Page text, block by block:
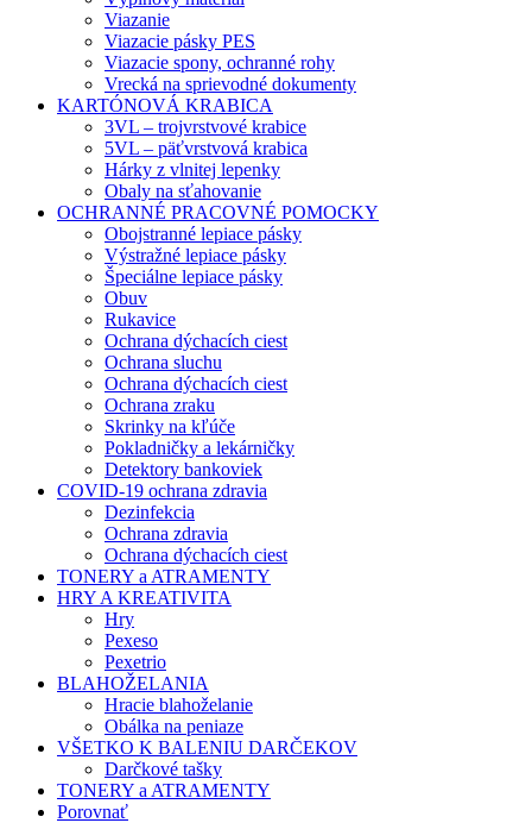
Viazanie
Viazacie pásky PES
Viazacie spony, ochranné rohy
Vrecká na sprievodné dokumenty
KARTÓNOVÁ KRABICA
3VL – trojvrstvové krabice
5VL – päťvrstvová krabica
Hárky z vlnitej lepenky
Obaly na sťahovanie
OCHRANNÉ PRACOVNÉ POMOCKY
Obojstranné lepiace pásky
Výstražné lepiace pásky
Špeciálne lepiace pásky
Obuv
Rukavice
Ochrana dýchacích ciest
Ochrana sluchu
Ochrana dýchacích ciest
Ochrana zraku
Skrinky na kľúče
Pokladničky a lekárničky
Detektory bankoviek
COVID-19 ochrana zdravia
Dezinfekcia
Ochrana zdravia
Ochrana dýchacích ciest
TONERY a ATRAMENTY
HRY A KREATIVITA
Hry
Pexeso
Pexetrio
BLAHOŽELANIA
Hracie blahoželanie
Obálka na peniaze
VŠETKO K BALENIU DARČEKOV
Darčkové tašky
TONERY a ATRAMENTY
Porovnať